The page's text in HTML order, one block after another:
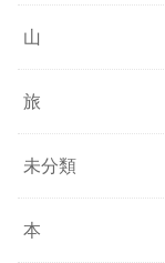
山
旅
未分類
本